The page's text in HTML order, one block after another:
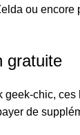
ou
gratuite
geek-chic, ces
de